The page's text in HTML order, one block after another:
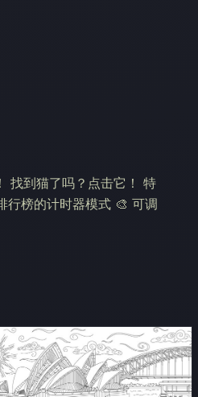
找到猫了吗？点击它！ 特
榜的计时器模式 🎨 可调